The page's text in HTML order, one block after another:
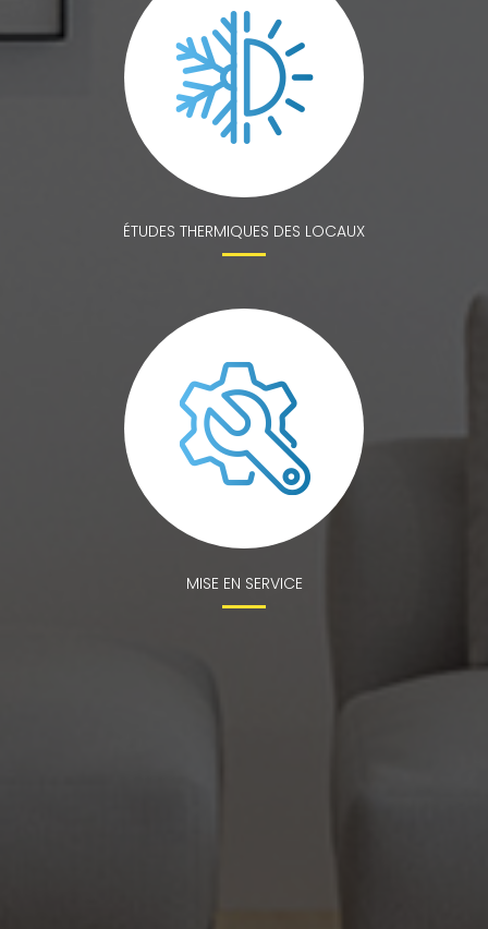
ÉTUDES THERMIQUES DES LOCAUX
MISE EN SERVICE